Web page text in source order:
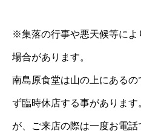
※集落の行事や悪天候等によ
場合があります。
南島原食堂は山の上にある
ず臨時休店する事がありま
が、ご来店の際は一度お電